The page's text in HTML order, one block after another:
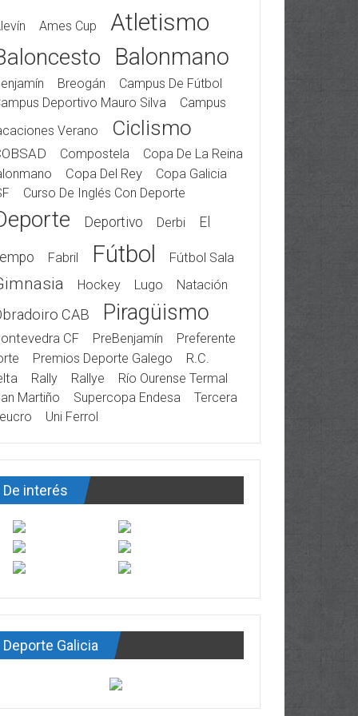
Ames Cup Atletismo
Balonmano
Breogán
Campus De Fútbol
Deportivo Mauro Silva
Campus
Verano
Ciclismo
Compostela
Copa De La Reina
Copa Del Rey
Copa Galicia
Curso De Inglés Con Deporte
Deportivo Derbi El
Fabril Fútbol Fútbol Sala
Hockey Lugo Natación
CAB Piragüismo
CF PreBenjamín
Preferente
Premios Deporte Galego
R.C.
Rally Rallye
Río Ourense Termal
Martiño
Supercopa Endesa
Tercera
Uni Ferrol
De interés
Deporte Galicia